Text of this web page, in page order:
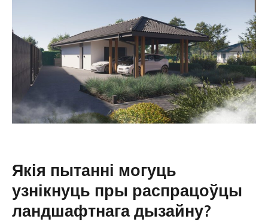
Якія пытанні могуць
узнікнуць пры распрацоўцы
ландшафтнага дызайну?